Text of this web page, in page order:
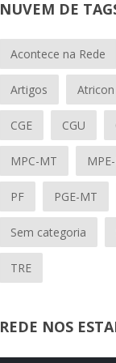
NUVEM DE
Acontece na Rede
Artigos Atricon
CGE CGU
MPC-MT
PF PGE-MT
Sem categoria
TRE
REDE NOS